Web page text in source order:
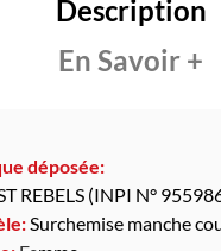
Description
En Savoir +
déposée:
REBELS (INPI N°
Surchemise manche